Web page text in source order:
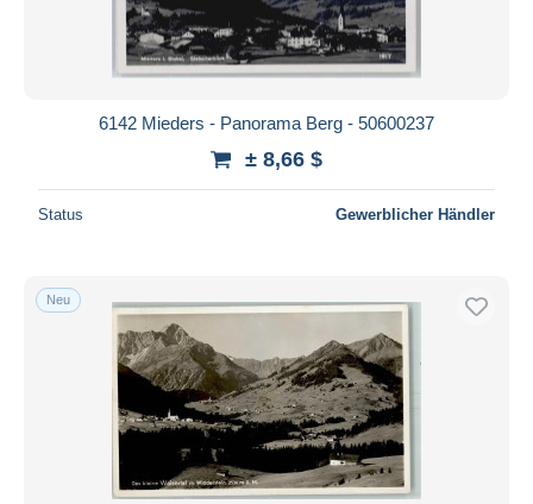
6142 Mieders - Panorama Berg - 50600237
± 8,66 $
Status Gewerblicher Händler
Neu